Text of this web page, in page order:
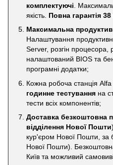
комплектуючі .
якість. Повна гарантія 38
Максимальна
Налаштування
Server, розгін процесора,
налаштований BIOS та
програмні додатки;
Кожна робоча станція
годинне тестування на
тести всіх компонентів;
Доставка безкоштовна
відділення Нової Пошти
кур'єром Нової Пошти,
Нової Пошти).
Київ та можливий